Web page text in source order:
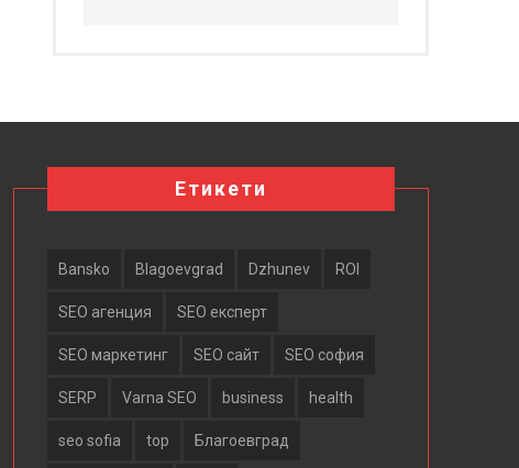
Етикети
Bansko Blagoevgrad Dzhunev ROI
SEO агенция SEO експерт
SEO маркетинг SEO сайт SEO софия
SERP Varna SEO business health
seo sofia top Благоевград